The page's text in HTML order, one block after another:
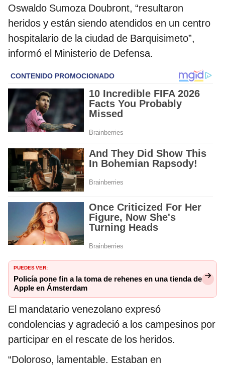
Oswaldo Sumoza Doubront, “resultaron
heridos y están siendo atendidos en un centro
hospitalario de la ciudad de Barquisimeto”,
informó el Ministerio de Defensa.
PUEDES VER:
Policía pone fin a la toma de rehenes en una tienda de
Apple en Ámsterdam
El mandatario venezolano expresó
condolencias y agradeció a los campesinos por
participar en el rescate de los heridos.
“Doloroso, lamentable. Estaban en